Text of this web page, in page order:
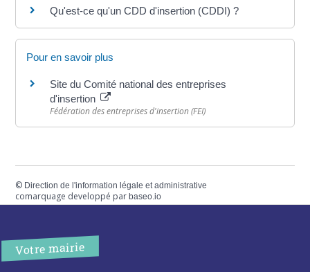
Qu'est-ce qu'un CDD d'insertion (CDDI) ?
Pour en savoir plus
Site du Comité national des entreprises
d'insertion
Fédération des entreprises d'insertion (FEI)
© Direction de l'information légale et administrative
comarquage developpé parbaseo.io
Votre mairie